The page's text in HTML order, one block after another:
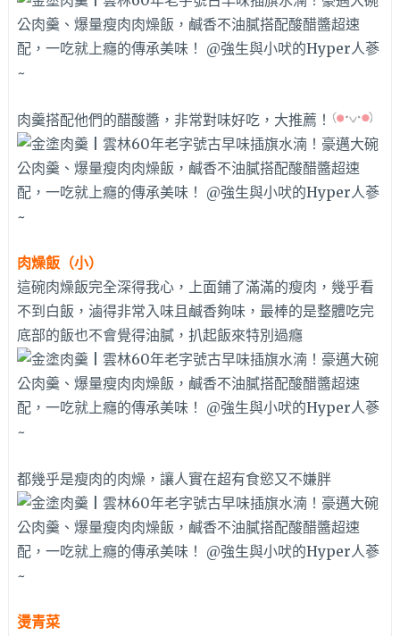
肉羹搭配他們的醋酸醬，非常對味好吃，大推薦！
肉燥飯（小）
這碗肉燥飯完全深得我心，上面鋪了滿滿的瘦肉，幾乎看
不到白飯，滷得非常入味且鹹香夠味，最棒的是整體吃完
底部的飯也不會覺得油膩，扒起飯來特別過癮
都幾乎是瘦肉的肉燥，讓人實在超有食慾又不嫌胖
燙青菜